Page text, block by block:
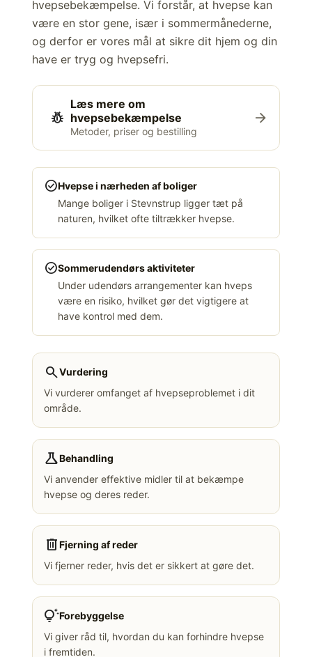
hvepsebekæmpelse. Vi forstår, at hvepse kan
være en stor gene, især i sommermånederne,
og derfor er vores mål at sikre dit hjem og din
have er tryg og hvepsefri.
pest_control
Læs mere om
hvepsebekæmpelse
Metoder, priser og bestilling
arrow_forward
check_circleHvepse i nærheden af boliger
Mange boliger i Stevnstrup ligger tæt på
naturen, hvilket ofte tiltrækker hvepse.
check_circleSommerudendørs aktiviteter
Under udendørs arrangementer kan hveps
være en risiko, hvilket gør det vigtigere at
have kontrol med dem.
searchVurdering
Vi vurderer omfanget af hvepseproblemet i dit
område.
scienceBehandling
Vi anvender effektive midler til at bekæmpe
hvepse og deres reder.
deleteFjerning af reder
Vi fjerner reder, hvis det er sikkert at gøre det.
tips_and_updatesForebyggelse
Vi giver råd til, hvordan du kan forhindre hvepse
i fremtiden.